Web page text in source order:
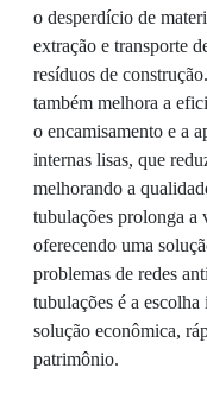
o desperdício de
extração e transporte
resíduos de
também melhora a
o encamisamento e a
internas lisas, que
melhorando a
tubulações prolonga a
oferecendo uma
problemas de redes
tubulações é a
solução econômica,
patrimônio.